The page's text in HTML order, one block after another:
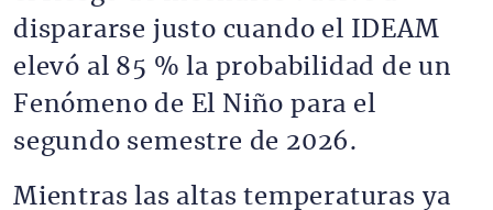
dispararse justo cuando el IDEAM
elevó al 85 % la probabilidad de un
Fenómeno de El Niño para el
segundo semestre de 2026.
Mientras las altas temperaturas ya